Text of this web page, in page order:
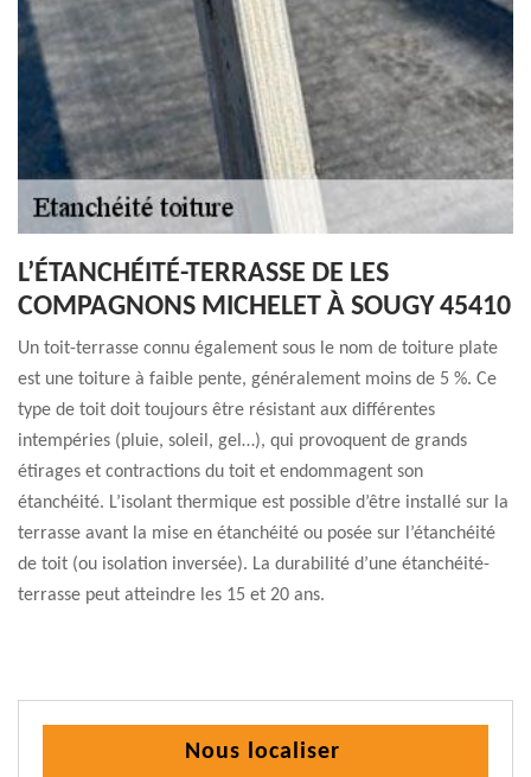
L’ÉTANCHÉITÉ-TERRASSE DE LES
COMPAGNONS MICHELET À SOUGY 45410
Un toit-terrasse connu également sous le nom de toiture plate
est une toiture à faible pente, généralement moins de 5 %. Ce
type de toit doit toujours être résistant aux différentes
intempéries (pluie, soleil, gel…), qui provoquent de grands
étirages et contractions du toit et endommagent son
étanchéité. L’isolant thermique est possible d’être installé sur la
terrasse avant la mise en étanchéité ou posée sur l’étanchéité
de toit (ou isolation inversée). La durabilité d’une étanchéité-
terrasse peut atteindre les 15 et 20 ans.
Nous localiser